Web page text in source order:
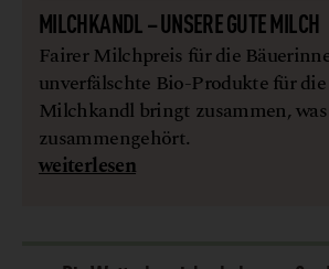
MILCHKANDL – UNSERE GUTE MILCH
Fairer Milchpreis für die
unverfälschte Bio-Produkte für
Milchkandl bringt zusammen, was
zusammengehört.
weiterlesen